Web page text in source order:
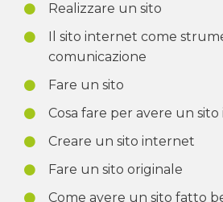
Realizzare un sito
Il sito internet come
comunicazione
Fare un sito
Cosa fare per avere un
Creare un sito internet
Fare un sito originale
Come avere un sito fatto